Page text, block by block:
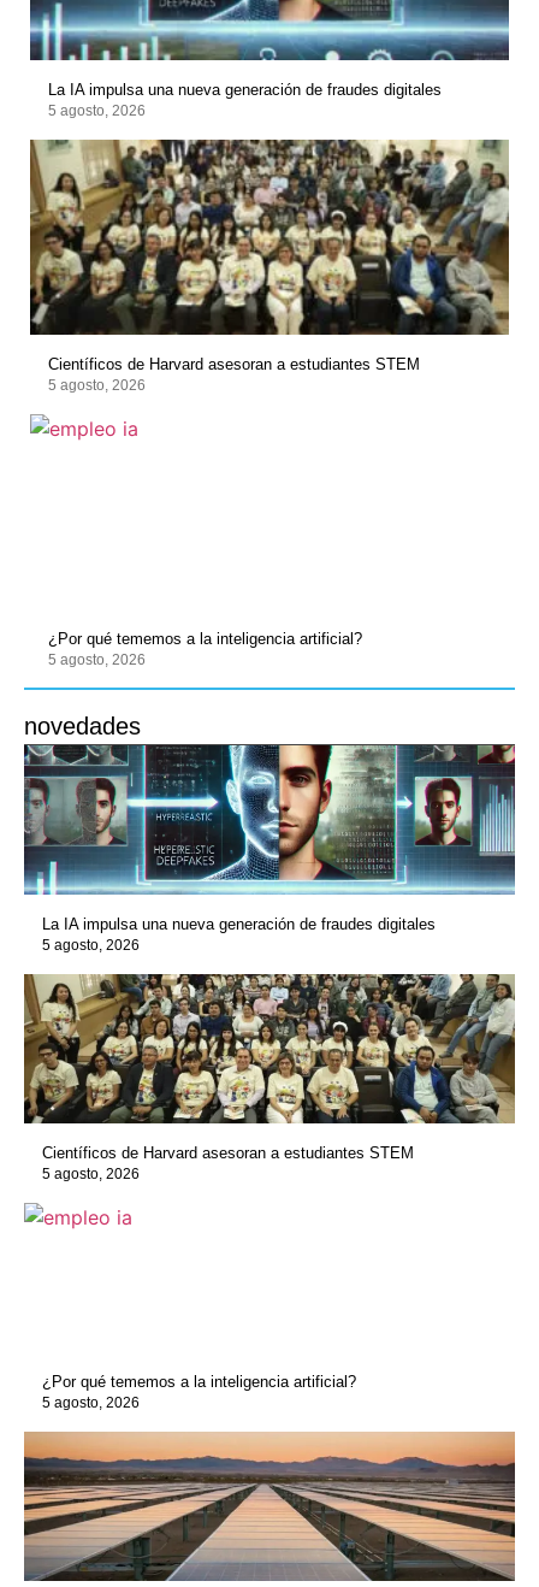
La IA impulsa una nueva generación de fraudes digitales
5 agosto, 2026
Científicos de Harvard asesoran a estudiantes STEM
5 agosto, 2026
¿Por qué tememos a la inteligencia artificial?
5 agosto, 2026
novedades
La IA impulsa una nueva generación de fraudes digitales
5 agosto, 2026
Científicos de Harvard asesoran a estudiantes STEM
5 agosto, 2026
¿Por qué tememos a la inteligencia artificial?
5 agosto, 2026